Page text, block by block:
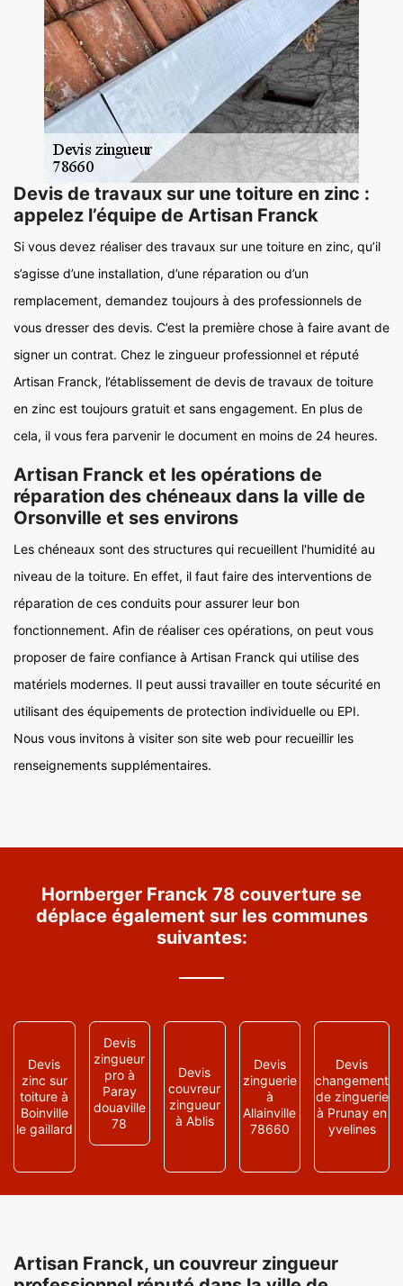
Devis de travaux sur une toiture en zinc :
appelez l’équipe de Artisan Franck
Si vous devez réaliser des travaux sur une toiture en zinc, qu’il
s’agisse d’une installation, d’une réparation ou d’un
remplacement, demandez toujours à des professionnels de
vous dresser des devis. C’est la première chose à faire avant de
signer un contrat. Chez le zingueur professionnel et réputé
Artisan Franck, l’établissement de devis de travaux de toiture
en zinc est toujours gratuit et sans engagement. En plus de
cela, il vous fera parvenir le document en moins de 24 heures.
Artisan Franck et les opérations de
réparation des chéneaux dans la ville de
Orsonville et ses environs
Les chéneaux sont des structures qui recueillent l'humidité au
niveau de la toiture. En effet, il faut faire des interventions de
réparation de ces conduits pour assurer leur bon
fonctionnement. Afin de réaliser ces opérations, on peut vous
proposer de faire confiance à Artisan Franck qui utilise des
matériels modernes. Il peut aussi travailler en toute sécurité en
utilisant des équipements de protection individuelle ou EPI.
Nous vous invitons à visiter son site web pour recueillir les
renseignements supplémentaires.
Hornberger Franck 78 couverture se
déplace également sur les communes
suivantes:
Devis
zinc sur
toiture à
Boinville
le gaillard
Devis
zingueur
pro à
Paray
douaville
78
Devis
couvreur
zingueur
à Ablis
Devis
zinguerie
à
Allainville
78660
Devis
changement
de zinguerie
à Prunay en
yvelines
Artisan Franck, un couvreur zingueur